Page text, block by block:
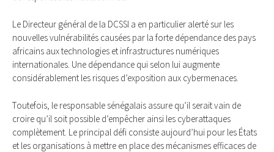
Le Directeur général de la DCSSI a en particulier alerté sur les
nouvelles vulnérabilités causées par la forte dépendance des pays
africains aux technologies et infrastructures numériques
internationales. Une dépendance qui selon lui augmente
considérablement les risques d’exposition aux cybermenaces.
Toutefois, le responsable sénégalais assure qu’il serait vain de
croire qu’il soit possible d’empêcher ainsi les cyberattaques
complètement. Le principal défi consiste aujourd’hui pour les États
et les organisations à mettre en place des mécanismes efficaces de